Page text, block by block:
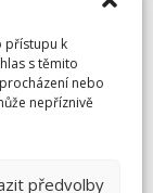
přístupu k
s těmito
nebo
nepříznivě
předvolby